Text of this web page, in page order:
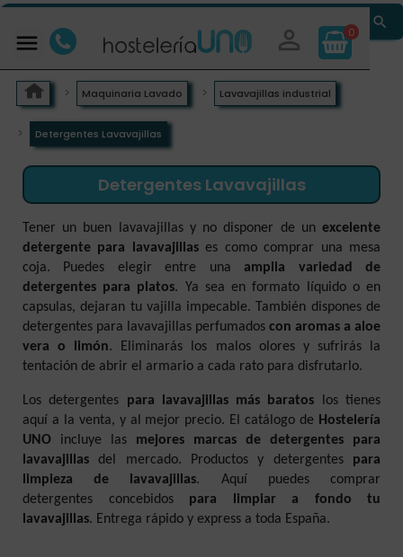
  0

Maquinaria Lavado Lavavajillas industrial
Detergentes Lavavajillas
Detergentes Lavavajillas
Tener un buen lavavajillas y no disponer de un excelente
detergente para lavavajillases como comprar una mesa
coja. Puedes elegir entre una amplia variedad de
detergentes para platos. Ya sea en formato líquido o en
capsulas, dejaran tu vajilla impecable. También dispones de
detergentes para lavavajillas perfumados con aromas a aloe
vera o limón. Eliminarás los malos olores y sufrirás la
tentación de abrir el armario a cada rato para disfrutarlo.
Los detergentes para lavavajillas más baratos los tienes
aquí a la venta, y al mejor precio. El catálogo de Hostelería
UNO incluye las mejores marcas de detergentes para
lavavajillas del mercado. Productos y detergentes para
limpieza de lavavajillas. Aquí puedes comprar
detergentes concebidospara limpiar a fondo tu
lavavajillas. Entrega rápido y express a toda España.